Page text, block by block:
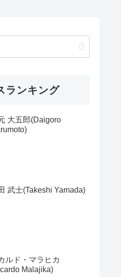
ランキング
大五郎(Daigoro
武士(Takeshi Yamada)
ルド・マラヒカ
Malajika)